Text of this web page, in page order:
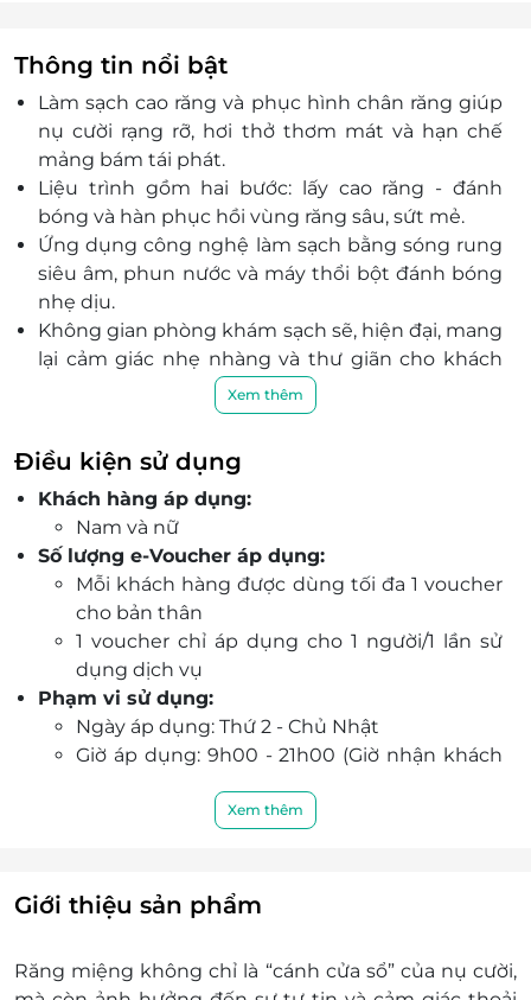
Thông tin nổi bật
Làm sạch cao răng và phục hình chân răng giúp
nụ cười rạng rỡ, hơi thở thơm mát và hạn chế
mảng bám tái phát.
Liệu trình gồm hai bước: lấy cao răng - đánh
bóng và hàn phục hồi vùng răng sâu, sứt mẻ.
Ứng dụng công nghệ làm sạch bằng sóng rung
siêu âm, phun nước và máy thổi bột đánh bóng
nhẹ dịu.
Không gian phòng khám sạch sẽ, hiện đại, mang
lại cảm giác nhẹ nhàng và thư giãn cho khách
Đội ngũ bác sĩ giàu kinh nghiệm, thực hiện thao
tác nhẹ nhàng, phù hợp cả với người răng nhạy
cảm.
Cam kết sử dụng vật liệu hàn răng chất lượng
thẩm mỹ cao, độ bám dính tốt và an toàn cho
người sử dụng.
Khách hàng đặt lịch qua LifeLink dễ dàng, không
phải chờ đợi và nhận e-Voucher tiện lợi.
Ưu đãi hấp dẫn, chi phí tối ưu – cơ hội chăm sóc
răng miệng chuyên nghiệp với mức giá cực hợp
lý.
Xem thêm
Điều kiện sử dụng
Khách hàng áp dụng:
Nam và nữ
Số lượng e-Voucher áp dụng:
Mỗi khách hàng được dùng tối đa 1 voucher
cho bản thân
1 voucher chỉ áp dụng cho 1 người/1 lần sử
dụng dịch vụ
Phạm vi sử dụng:
Ngày áp dụng: Thứ 2 - Chủ Nhật
Giờ áp dụng: 9h00 - 21h00 (Giờ nhận khách
Tổng thời gian gói dịch vụ: 01 buổi
Địa chỉ: Số 150 Hạ Đình, Phường Khương
Đình, Hà Nội
Điều kiện khác:
Xem thêm
Giới thiệu sản phẩm
Răng miệng không chỉ là “cánh cửa sổ” của nụ cười,